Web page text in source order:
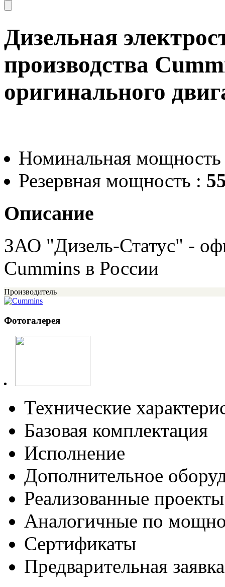
Дизельная
производства
оригинального
Номинальная
Резервная мощность :
Описание
ЗАО "Дизель-Статус" -
Cummins в России
Производитель
Фотогалерея
Технические
Базовая комплектация
Исполнение
Дополнительное
Реализованные проекты
Аналогичные по
Сертификаты
Предварительная заявка